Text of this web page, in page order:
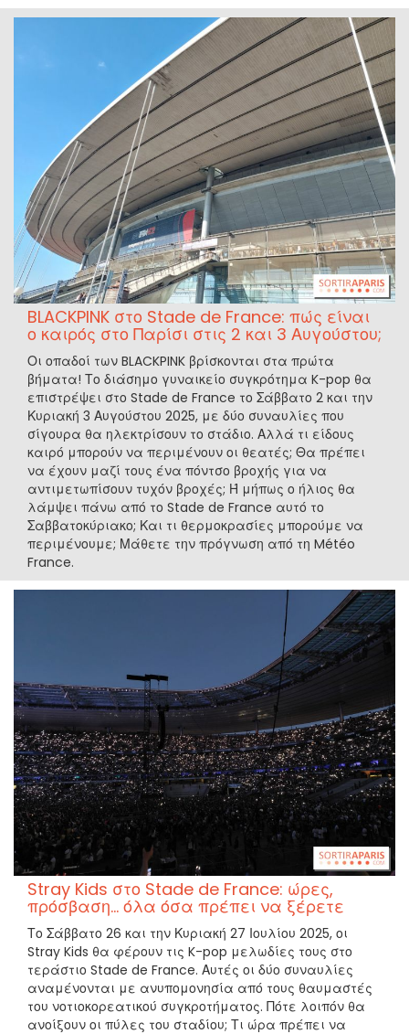
BLACKPINK στο Stade de France: πώς είναι
ο καιρός στο Παρίσι στις 2 και 3 Αυγούστου;
Οι οπαδοί των BLACKPINK βρίσκονται στα πρώτα
βήματα! Το διάσημο γυναικείο συγκρότημα K-pop θα
επιστρέψει στο Stade de France το Σάββατο 2 και την
Κυριακή 3 Αυγούστου 2025, με δύο συναυλίες που
σίγουρα θα ηλεκτρίσουν το στάδιο. Αλλά τι είδους
καιρό μπορούν να περιμένουν οι θεατές; Θα πρέπει
να έχουν μαζί τους ένα πόντσο βροχής για να
αντιμετωπίσουν τυχόν βροχές; Ή μήπως ο ήλιος θα
λάμψει πάνω από το Stade de France αυτό το
Σαββατοκύριακο; Και τι θερμοκρασίες μπορούμε να
περιμένουμε; Μάθετε την πρόγνωση από τη Météo
France.
Stray Kids στο Stade de France: ώρες,
πρόσβαση... όλα όσα πρέπει να ξέρετε
Το Σάββατο 26 και την Κυριακή 27 Ιουλίου 2025, οι
Stray Kids θα φέρουν τις K-pop μελωδίες τους στο
τεράστιο Stade de France. Αυτές οι δύο συναυλίες
αναμένονται με ανυπομονησία από τους θαυμαστές
του νοτιοκορεατικού συγκροτήματος. Πότε λοιπόν θα
ανοίξουν οι πύλες του σταδίου; Τι ώρα πρέπει να